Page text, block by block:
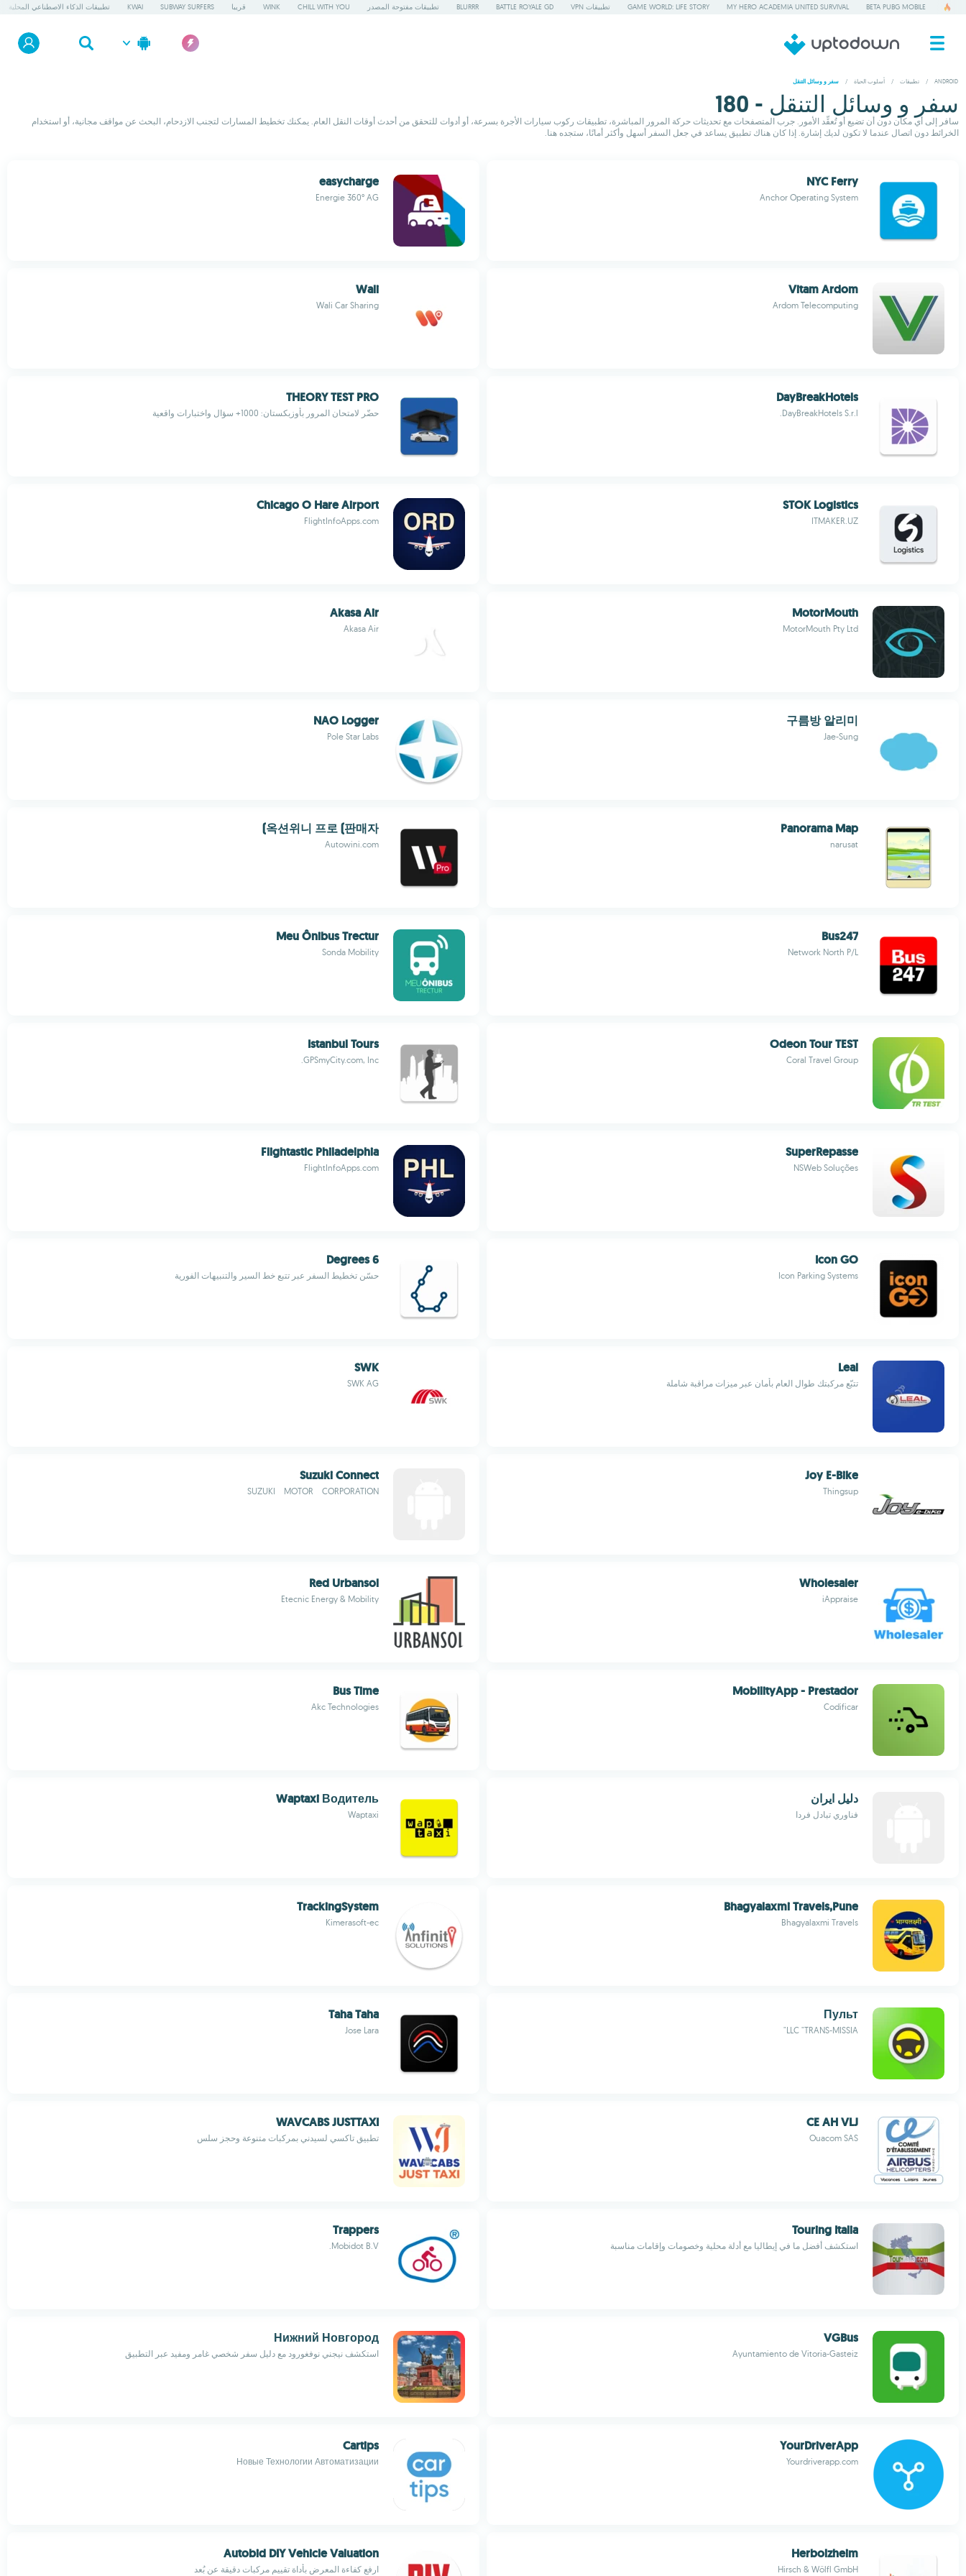
BETA PUBG MOBILE
MY HERO ACADEMIA UNITED SURVIVAL
GAME WORLD: LIFE STORY تطبيقات VPN BATTLE ROYALE GD
BLURRR تطبيقات مفتوحة المصدر CHILL WITH YOU
WINK قريبا SUBWAY SURFERS
KWAI تطبيقات الذكاء الاصطناعي المحلية
ANDROID
/ تطبيقات / أسلوب الحياة / سفر و وسائل التنقل
سفر و وسائل التنقل - 180
سافر إلى أي مكان دون أن تضيع أو تُعقِّد الأمور. جرب المتصفحات مع تحديثات حركة المرور المباشرة، تطبيقات ركوب سيارات الأجرة بسرعة، أو أدوات للتحقق من أحدث أوقات النقل العام. يمكنك تخطيط المسارات لتجنب الازدحام، البحث عن مواقف مجانية، أو استخدام
الخرائط دون اتصال عندما لا تكون لديك إشارة. إذا كان هناك تطبيق يساعد في جعل السفر أسهل وأكثر أمانًا، ستجده هنا.
NYC Ferry
Anchor Operating System
easycharge
Energie 360° AG
Vitam Ardom
Ardom Telecomputing
Wali
Wali Car Sharing
DayBreakHotels
DayBreakHotels S.r.l.
THEORY TEST PRO
حضّر لامتحان المرور بأوزبكستان: 1000+ سؤال واختبارات واقعية
STOK Logistics
ITMAKER.UZ
Chicago O Hare Airport
FlightInfoApps.com
MotorMouth
MotorMouth Pty Ltd
Akasa Air
Akasa Air
구름방 알리미
Jae-Sung
NAO Logger
Pole Star Labs
Panorama Map
narusat
옥션위니 프로 (판매자)
Autowini.com
Bus247
Network North P/L
Meu Ônibus Trectur
Sonda Mobility
Odeon Tour TEST
Coral Travel Group
Istanbul Tours
GPSmyCity.com, Inc.
SuperRepasse
NSWeb Soluções
Flightastic Philadelphia
FlightInfoApps.com
Icon GO
Icon Parking Systems
6 Degrees
حسّن تخطيط السفر عبر تتبع خط السير والتنبيهات الفورية
Leal
تتبّع مركبتك طوال العام بأمان عبر ميزات مراقبة شاملة
SWK
SWK AG
Joy E-Bike
Thingsup
Suzuki Connect
SUZUKI MOTOR CORPORATION
Wholesaler
iAppraise
Red Urbansol
Etecnic Energy & Mobility
MobilityApp - Prestador
Codificar
Bus Time
Akc Technologies
دليل ايران
فناوري تبادل فردا
Waptaxi Водитель
Waptaxi
Bhagyalaxmi Travels,Pune
Bhagyalaxmi Travels
TrackingSystem
Kimerasoft-ec
Пульт
LLC "TRANS-MISSIA"
Taha Taha
Jose Lara
CE AH VLJ
Ouacom SAS
WAVCABS JUSTTAXI
تطبيق تاكسي لسيدني بمركبات متنوعة وحجز سلس
Touring Italia
استكشف أفضل ما في إيطاليا مع أدلة محلية وخصومات وإقامات مناسبة
Trappers
Mobidot B.V.
VGBus
Ayuntamiento de Vitoria-Gasteiz
Нижний Новгород
استكشف نيجني نوفغورود مع دليل سفر شخصي غامر ومفيد عبر التطبيق
YourDriverApp
Yourdriverapp.com
Cartips
Новые Технологии Автоматизации
Herbolzheim
Hirsch & Wölfl GmbH
Autobid DIY Vehicle Valuation
ارفع كفاءة المعرض بأداة تقييم مركبات دقيقة عن بُعد